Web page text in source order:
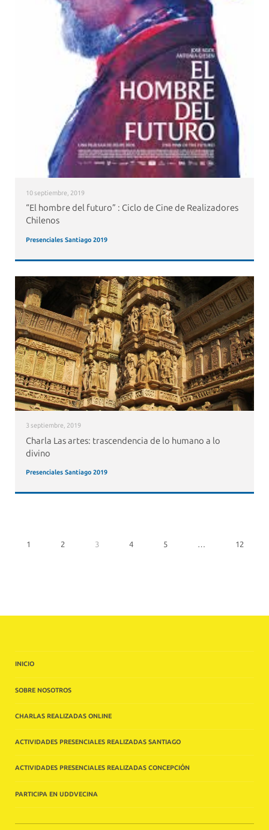
10 septiembre, 2019
“El hombre del futuro” : Ciclo de Cine de Realizadores
Chilenos
Presenciales Santiago 2019
3 septiembre, 2019
Charla Las artes: trascendencia de lo humano a lo
divino
Presenciales Santiago 2019
1 2 3 4 5 … 12
INICIO
SOBRE NOSOTROS
CHARLAS REALIZADAS ONLINE
ACTIVIDADES PRESENCIALES REALIZADAS SANTIAGO
ACTIVIDADES PRESENCIALES REALIZADAS CONCEPCIÓN
PARTICIPA EN UDDVECINA